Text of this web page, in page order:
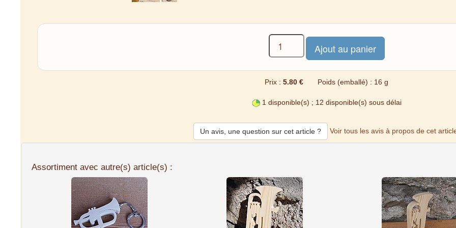
Prix : 5.80 € Poids (emballé) : 16 g
1 disponible(s) ; 12 disponible(s) sous délai
Un avis, une question sur cet article ? Voir tous les avis à propos de cet
Assortiment avec autre(s) article(s) :